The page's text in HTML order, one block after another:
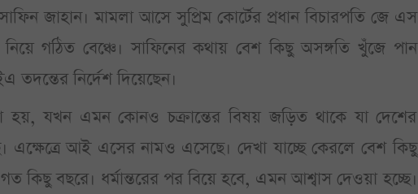
জাহান। মামলা আসে সুপ্রিম কোর্টের প্রধান বিচারপতি জে এস
গঠিত বেঞ্চে। সাফিনের কথায় বেশ কিছু অসঙ্গতি খুঁজে পান
নির্দেশ দিয়েছেন।
যখন এমন কোনও চক্রান্তের বিষয় জড়িত থাকে যা দেশের
এক্ষেত্রে আই এসের নামও এসেছে। দেখা যাচ্ছে কেরলে বেশ কিছু
কিছু বছরে। ধর্মান্তরের পর বিয়ে হবে, এমন আশ্বাস দেওয়া হচ্ছে।